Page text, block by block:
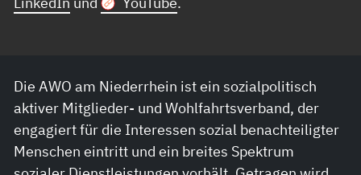
Die AWO am Niederrhein ist ein sozialpolitisch
aktiver Mitglieder- und Wohlfahrtsverband, der
engagiert für die Interessen sozial benachteiligter
Menschen eintritt und ein breites Spektrum